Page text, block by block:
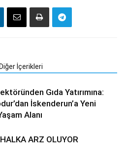
İçerikleri
Gıda Yatırımına:
İskenderun’a Yeni
Alanı
ARZ OLUYOR